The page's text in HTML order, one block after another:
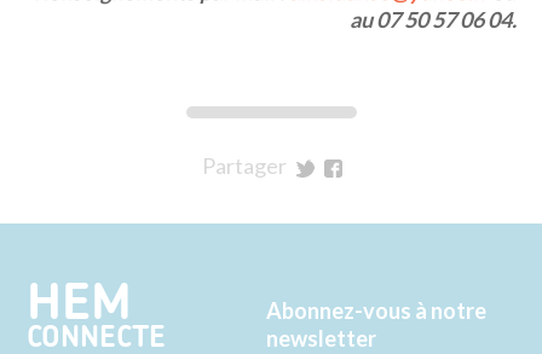
au 07 50 57 06 04.
Partager
Twitter
Facebook
HEM
CONNECTE
Abonnez-vous à notre
newsletter